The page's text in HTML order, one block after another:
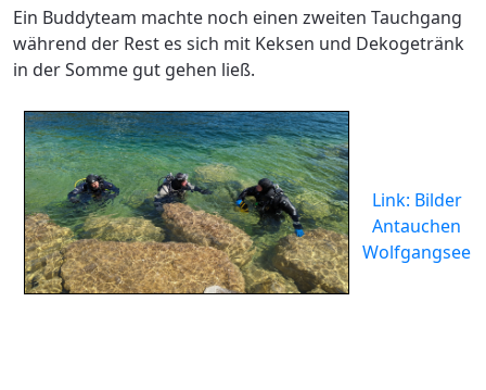
Ein Buddyteam machte noch einen zweiten Tauchgang
während der Rest es sich mit Keksen und Dekogetränk
in der Somme gut gehen ließ.
Link: Bilder
Antauchen
Wolfgangsee